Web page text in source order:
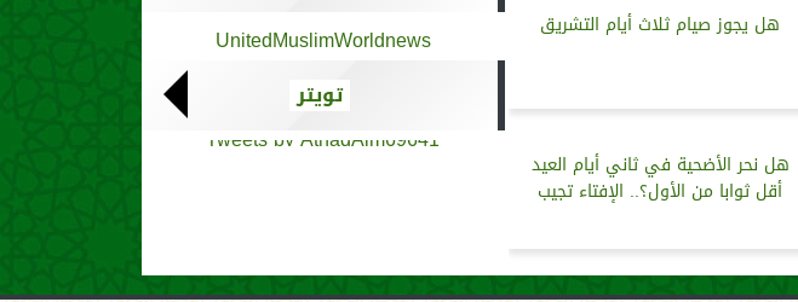
هل يجوز صيام ثلاث أيام التشريق
هل نحر الأضحية في ثاني أيام العيد
أقل ثوابا من الأول؟.. الإفتاء تجيب
UnitedMuslimWorldnews
تويتر
Tweets by AthadAlm69641